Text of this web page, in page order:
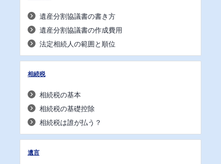
遺産分割協議書の書き方
遺産分割協議書の作成費用
法定相続人の範囲と順位
相続税
相続税の基本
相続税の基礎控除
相続税は誰が払う？
遺言